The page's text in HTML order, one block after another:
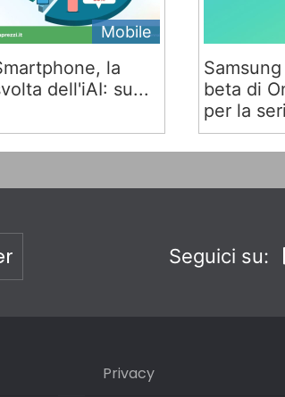
Mobile
la
dell'iAI: su...
beta di
per la
Seguici su:
Privacy